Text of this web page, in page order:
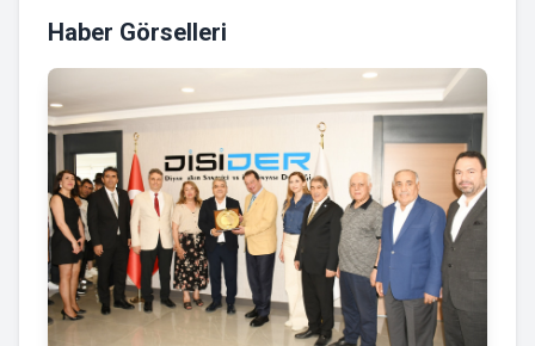
Haber Görselleri